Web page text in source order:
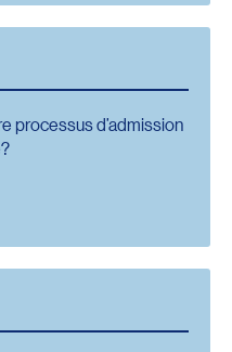
processus d’admission